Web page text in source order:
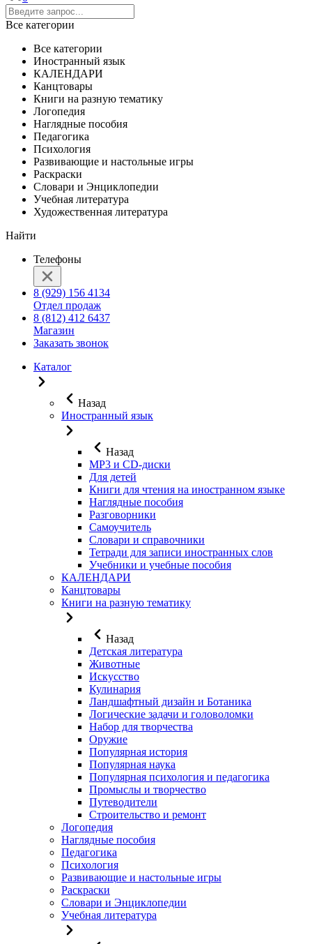
Все категории
Все категории
Иностранный язык
КАЛЕНДАРИ
Канцтовары
Книги на разную тематику
Логопедия
Наглядные пособия
Педагогика
Психология
Развивающие и настольные игры
Раскраски
Словари и Энциклопедии
Учебная литература
Художественная литература
Найти
Телефоны
8 (929) 156 4134
Отдел продаж
8 (812) 412 6437
Магазин
Заказать звонок
Каталог
Назад
Иностранный язык
Назад
MP3 и CD-диски
Для детей
Книги для чтения на иностранном языке
Наглядные пособия
Разговорники
Самоучитель
Словари и справочники
Тетради для записи иностранных слов
Учебники и учебные пособия
КАЛЕНДАРИ
Канцтовары
Книги на разную тематику
Назад
Детская литература
Животные
Искусство
Кулинария
Ландшафтный дизайн и Ботаника
Логические задачи и головоломки
Набор для творчества
Оружие
Популярная история
Популярная наука
Популярная психология и педагогика
Промыслы и творчество
Путеводители
Строительство и ремонт
Логопедия
Наглядные пособия
Педагогика
Психология
Развивающие и настольные игры
Раскраски
Словари и Энциклопедии
Учебная литература